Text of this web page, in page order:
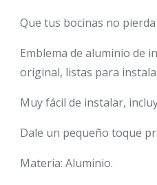
Que tus bocinas no
Emblema de aluminio de
original, listas para
Muy fácil de instalar,
Dale un pequeño toque
Materia: Aluminio.